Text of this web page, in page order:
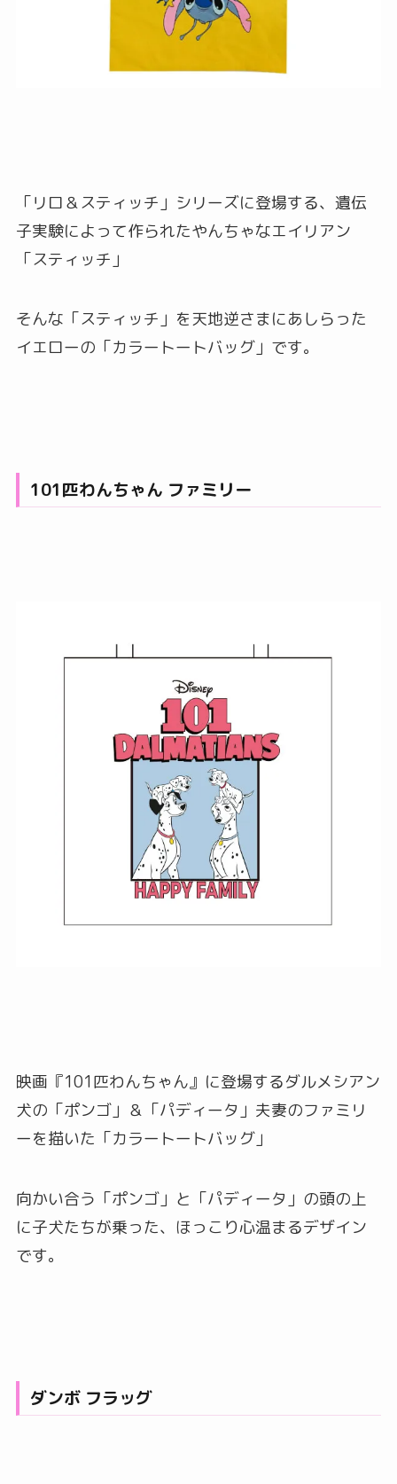
「リロ＆スティッチ」シリーズに登場する、遺伝
子実験によって作られたやんちゃなエイリアン
「スティッチ」
そんな「スティッチ」を天地逆さまにあしらった
イエローの「カラートートバッグ」です。
101匹わんちゃん ファミリー
映画『101匹わんちゃん』に登場するダルメシアン
犬の「ポンゴ」＆「パディータ」夫妻のファミリ
ーを描いた「カラートートバッグ」
向かい合う「ポンゴ」と「パディータ」の頭の上
に子犬たちが乗った、ほっこり心温まるデザイン
です。
ダンボ フラッグ